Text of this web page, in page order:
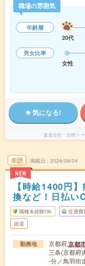
職場の雰囲気
年齢層
20代
男女比率
女性
気になる!
派遣会社 日研ト
未読
NEW
掲載日 2026/08/04
【時給1400円
換など！日払い
職種未経験OK 交通費
派遣
勤務地 京都府京都
三条(京都府
-分／鳥羽街